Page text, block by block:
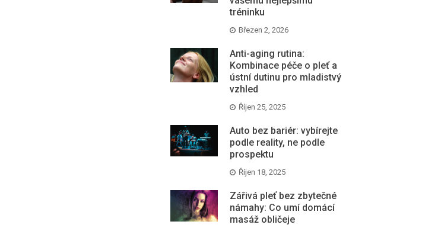
tréninku
Březen 2, 2026
Anti-aging rutina:
Kombinace péče o pleť a
ústní dutinu pro mladistvý
vzhled
Říjen 25, 2025
Auto bez bariér: vybírejte
podle reality, ne podle
prospektu
Říjen 18, 2025
Zářivá pleť bez zbytečné
námahy: Co umí domácí
masáž obličeje